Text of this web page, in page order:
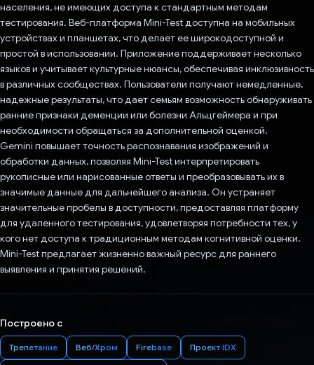
населения, не имеющих доступа к стандартным методам
тестирования. Веб-платформа Mini-Test доступна на мобильных
устройствах и планшетах, что делает ее широкодоступной и
простой в использовании. Приложение поддерживает несколько
языков и учитывает культурные нюансы, обеспечивая инклюзивность
в различных сообществах. Пользователи получают немедленные,
надежные результаты, что дает семьям возможность обнаруживать
ранние признаки деменции или болезни Альцгеймера и при
необходимости обращаться за дополнительной оценкой.
Gemini повышает точность распознавания изображений и
обработки данных, позволяя Mini-Test интерпретировать
рукописные или нарисованные ответы и преобразовывать их в
значимые данные для дальнейшего анализа. Он устраняет
значительные пробелы в доступности, предоставляя платформу
для удаленного тестирования, удовлетворяя потребности тех, у
кого нет доступа к традиционным методам когнитивной оценки.
Mini-Test предлагает жизненно важный ресурс для раннего
выявления и принятия решений.
Построено с
Трепетание Веб/Хром Firebase Проект IDX